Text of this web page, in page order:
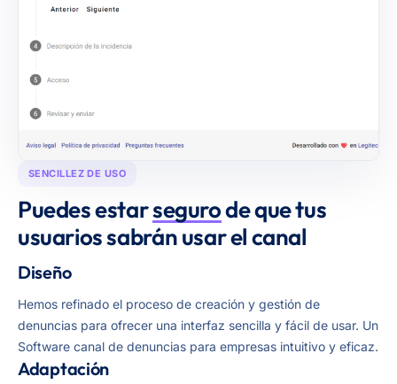
SENCILLEZ DE USO
Puedes estarsegurode que tus
usuarios sabrán usar el canal
Diseño
Hemos refinado el proceso de creación y gestión de
denuncias para ofrecer una interfaz sencilla y fácil de usar. Un
Software canal de denuncias para empresas intuitivo y eficaz.
Adaptación